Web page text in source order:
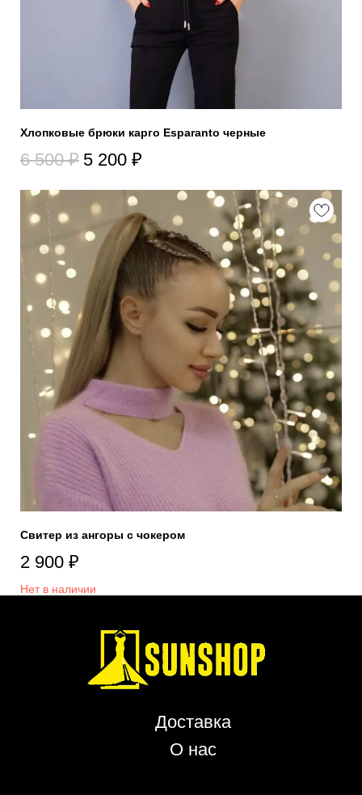
Хлопковые брюки карго Esparanto черные
6 500₽ 5 200 ₽
Свитер из ангоры с чокером
2 900 ₽
Нет в наличии
Доставка
О нас